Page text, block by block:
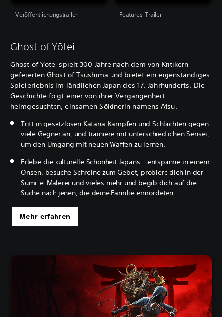
Veröffentlichungstrailer Features-Trailer
Ghost of Yōtei
Ghost of Yōtei spielt 300 Jahre nach dem von Kritikern
gefeiertenGhost of Tsushima und bietet ein eigenständiges
Spielerlebnis im ländlichen Japan des 17. Jahrhunderts. Die
Geschichte folgt einer von ihrer Vergangenheit
heimgesuchten, einsamen Söldnerin namens Atsu.
Tritt in gesetzlosen Katana-Kämpfen und Schlachten gegen
viele Gegner an, und trainiere mit unterschiedlichen Sensei,
um den Umgang mit neuen Waffen zu lernen.
Erlebe die kulturelle Schönheit Japans – entspanne in einem
Onsen, besuche Schreine zum Gebet, probiere dich in der
Sumi-e-Malerei und vieles mehr und begib dich auf die
Suche nach jenen, die deine Familie ermordeten.
Mehr erfahren